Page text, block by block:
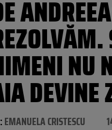
NU
DEVINE
EMANUELA CRISTESCU